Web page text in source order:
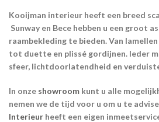
Kooijman interieur heeft een breed
Sunway en Bece hebben u een groot
raambekleding te bieden. Van
tot duette en plissé gordijnen. Ieder
sfeer, lichtdoorlatendheid en
In onze showroom kunt u alle
nemen we de tijd voor u om u te
Interieur heeft een eigen